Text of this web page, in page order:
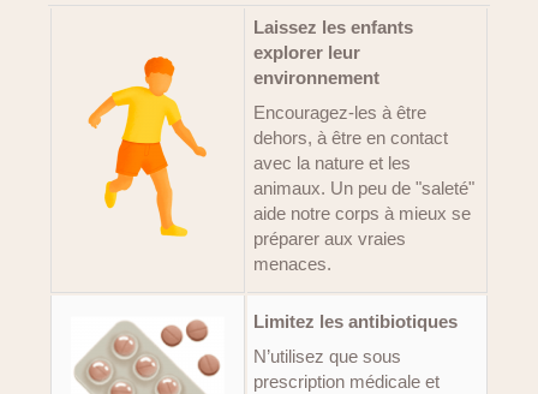
Laissez les enfants
explorer leur
environnement
Encouragez-les à être
dehors, à être en contact
avec la nature et les
animaux. Un peu de "saleté"
aide notre corps à mieux se
préparer aux vraies
menaces.
Limitez les antibiotiques
N’utilisez que sous
prescription médicale et